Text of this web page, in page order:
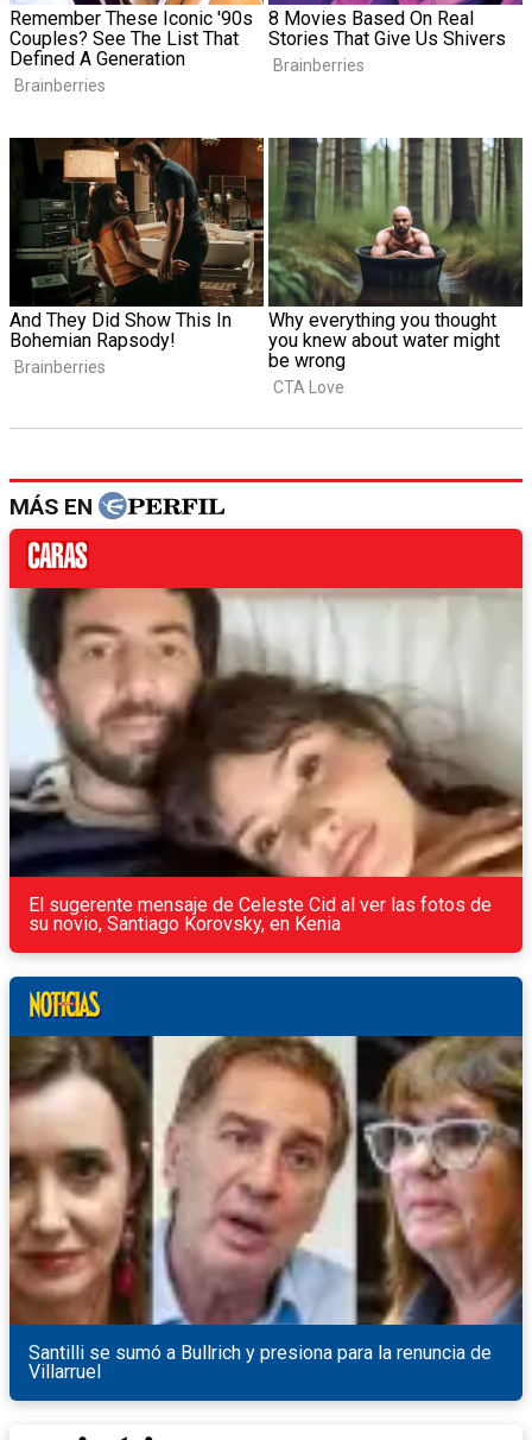
MÁS EN
El sugerente mensaje de Celeste Cid al ver las fotos de
su novio, Santiago Korovsky, en Kenia
Santilli se sumó a Bullrich y presiona para la renuncia de
Villarruel